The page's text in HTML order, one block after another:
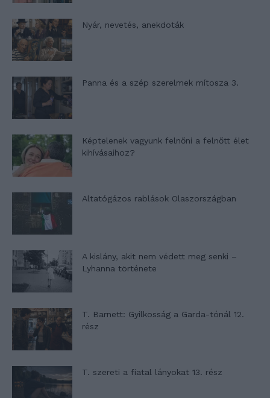
Nyár, nevetés, anekdoták
Panna és a szép szerelmek mítosza 3.
Képtelenek vagyunk felnőni a felnőtt élet
kihívásaihoz?
Altatógázos rablások Olaszországban
A kislány, akit nem védett meg senki –
Lyhanna története
T. Barnett: Gyilkosság a Garda-tónál 12.
rész
T. szereti a fiatal lányokat 13. rész